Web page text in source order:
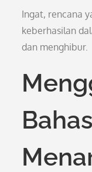
Ingat, rencana
keberhasilan
dan menghibur.